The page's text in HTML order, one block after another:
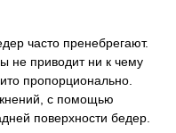
часто пренебрегают.
не приводит ни к чему
пропорционально.
с помощью
поверхности бедер.